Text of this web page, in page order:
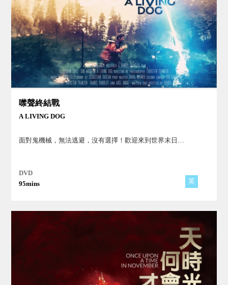
噤聲終結戰
A LIVING DOG
面對鬼機械，無法逃避，沒有選擇！歡迎來到世界末日…
DVD
95mins
英